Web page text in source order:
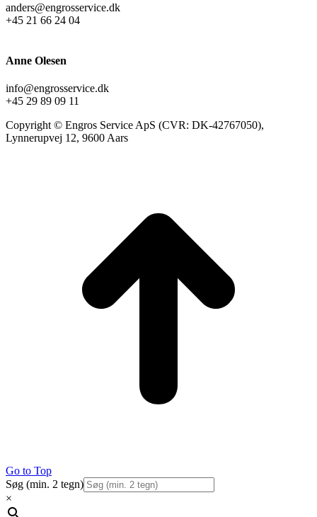
anders@engrosservice.dk
+45 21 66 24 04
Anne Olesen
info@engrosservice.dk
+45 29 89 09 11
Copyright © Engros Service ApS (CVR: DK-42767050),
Lynnerupvej 12, 9600 Aars
Go to Top
Søg (min. 2 tegn)
×